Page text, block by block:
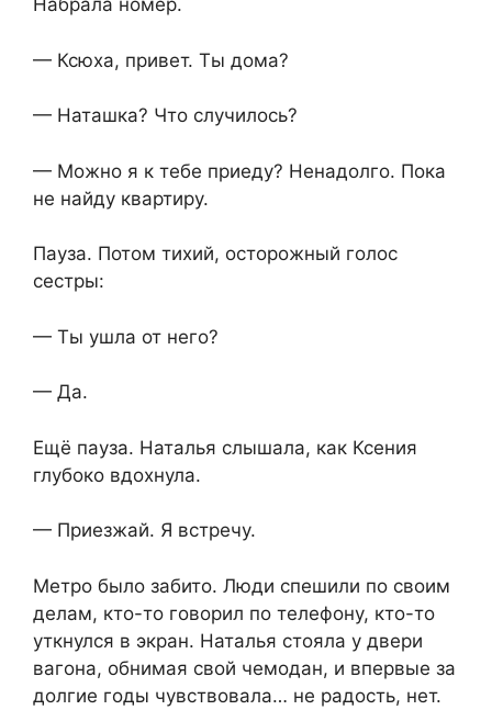
Набрала номер.
— Ксюха, привет. Ты дома?
— Наташка? Что случилось?
— Можно я к тебе приеду? Ненадолго. Пока
не найду квартиру.
Пауза. Потом тихий, осторожный голос
сестры:
— Ты ушла от него?
— Да.
Ещё пауза. Наталья слышала, как Ксения
глубоко вдохнула.
— Приезжай. Я встречу.
Метро было забито. Люди спешили по своим
делам, кто-то говорил по телефону, кто-то
уткнулся в экран. Наталья стояла у двери
вагона, обнимая свой чемодан, и впервые за
долгие годы чувствовала… не радость, нет.